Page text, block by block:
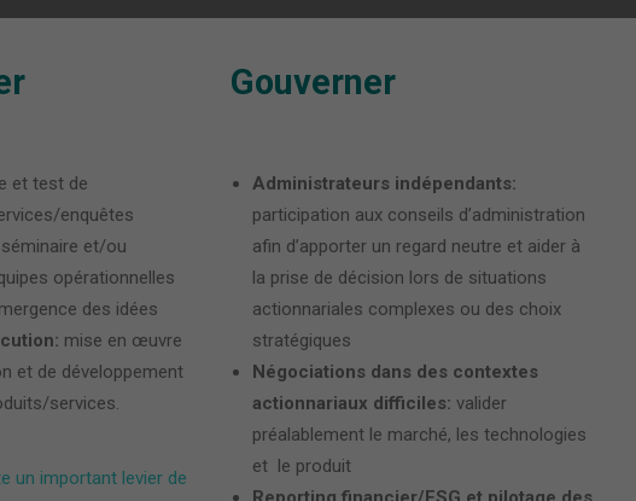
et test de
enquêtes
et/ou
opérationnelles
des idées
mise en œuvre
et de développement
services.
un important levier de
Gouverner
Administrateurs indépendants:
participation aux conseils d’administration
afin d’apporter un regard neutre et aider à
la prise de décision lors de situations
actionnariales complexes ou des choix
stratégiques
Négociations dans des contextes
actionnariaux difficiles: valider
préalablement le marché, les technologies
et le produit